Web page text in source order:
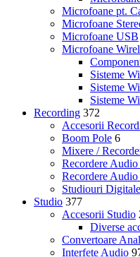
Microfoane pt.
Microfoane
Microfoane USB
Microfoane
Sisteme
Sisteme
Sisteme
Recording 372
Accesorii
Boom Pole 6
Mixere /
Recordere
Recordere
Studiouri Digitale
Studio 377
Accesorii Studio
Diverse
Convertoare
Interfete Audio